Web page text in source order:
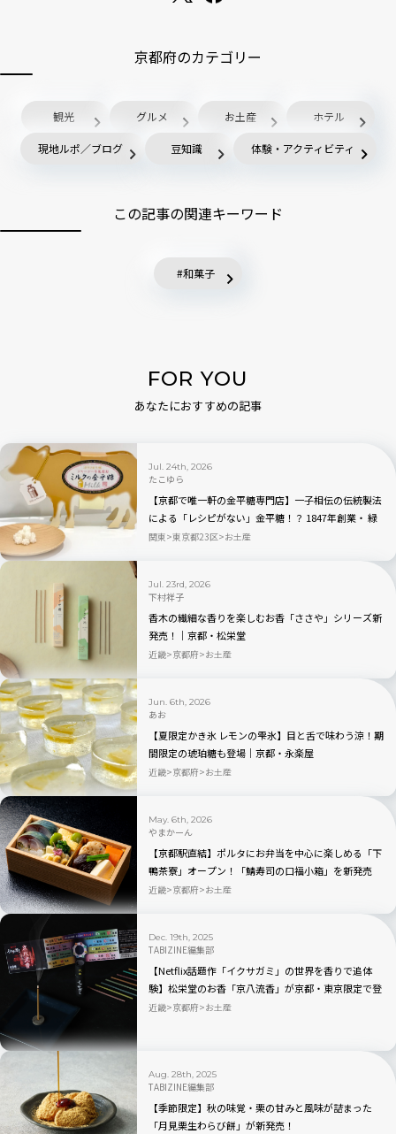
京都府のカテゴリー
観光 グルメ お土産 ホテル
現地ルポ／ブログ 豆知識 体験・アクティビティ
この記事の関連キーワード
和菓子
FOR YOU
あなたにおすすめの記事
Jul. 24th, 2026
たこゆら
【京都で唯一軒の金平糖専門店】一子相伝の伝統製法
による「レシピがない」金平糖！？ 1847年創業・ 緑
寿庵清水の職人技が宿る人気商品を実食レビュー
関東 東京都23区 お土産
Jul. 23rd, 2026
下村祥子
香木の繊細な香りを楽しむお香「ささや」シリーズ新
発売！｜京都・松栄堂
近畿 京都府 お土産
Jun. 6th, 2026
あお
【夏限定かき氷 レモンの雫氷】目と舌で味わう涼！期
間限定の琥珀糖も登場｜京都・永楽屋
近畿 京都府 お土産
May. 6th, 2026
やまかーん
【京都駅直結】ポルタにお弁当を中心に楽しめる「下
鴨茶寮」オープン！「鯖寿司の口福小箱」を新発売
近畿 京都府 お土産
Dec. 19th, 2025
TABIZINE編集部
【Netflix話題作「イクサガミ」の世界を香りで追体
験】松栄堂のお香「京八流香」が京都・東京限定で登
場
近畿 京都府 お土産
Aug. 28th, 2025
TABIZINE編集部
【季節限定】秋の味覚・栗の甘みと風味が詰まった
「月見栗生わらび餅」が新発売！